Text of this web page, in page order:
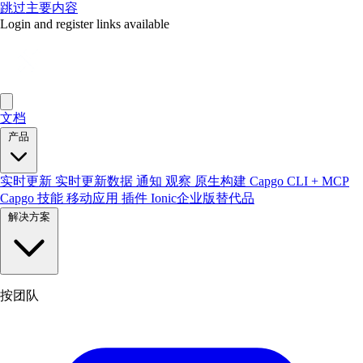
跳过主要内容
Login and register links available
文档
产品
实时更新 实时更新数据 通知 观察 原生构建 Capgo CLI + MCP
Capgo 技能 移动应用 插件 Ionic企业版替代品
解决方案
按团队